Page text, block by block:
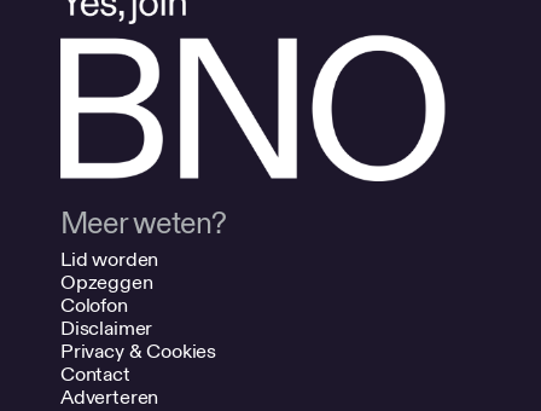
Meer weten?
Lid worden
Opzeggen
Colofon
Disclaimer
Privacy & Cookies
Contact
Adverteren